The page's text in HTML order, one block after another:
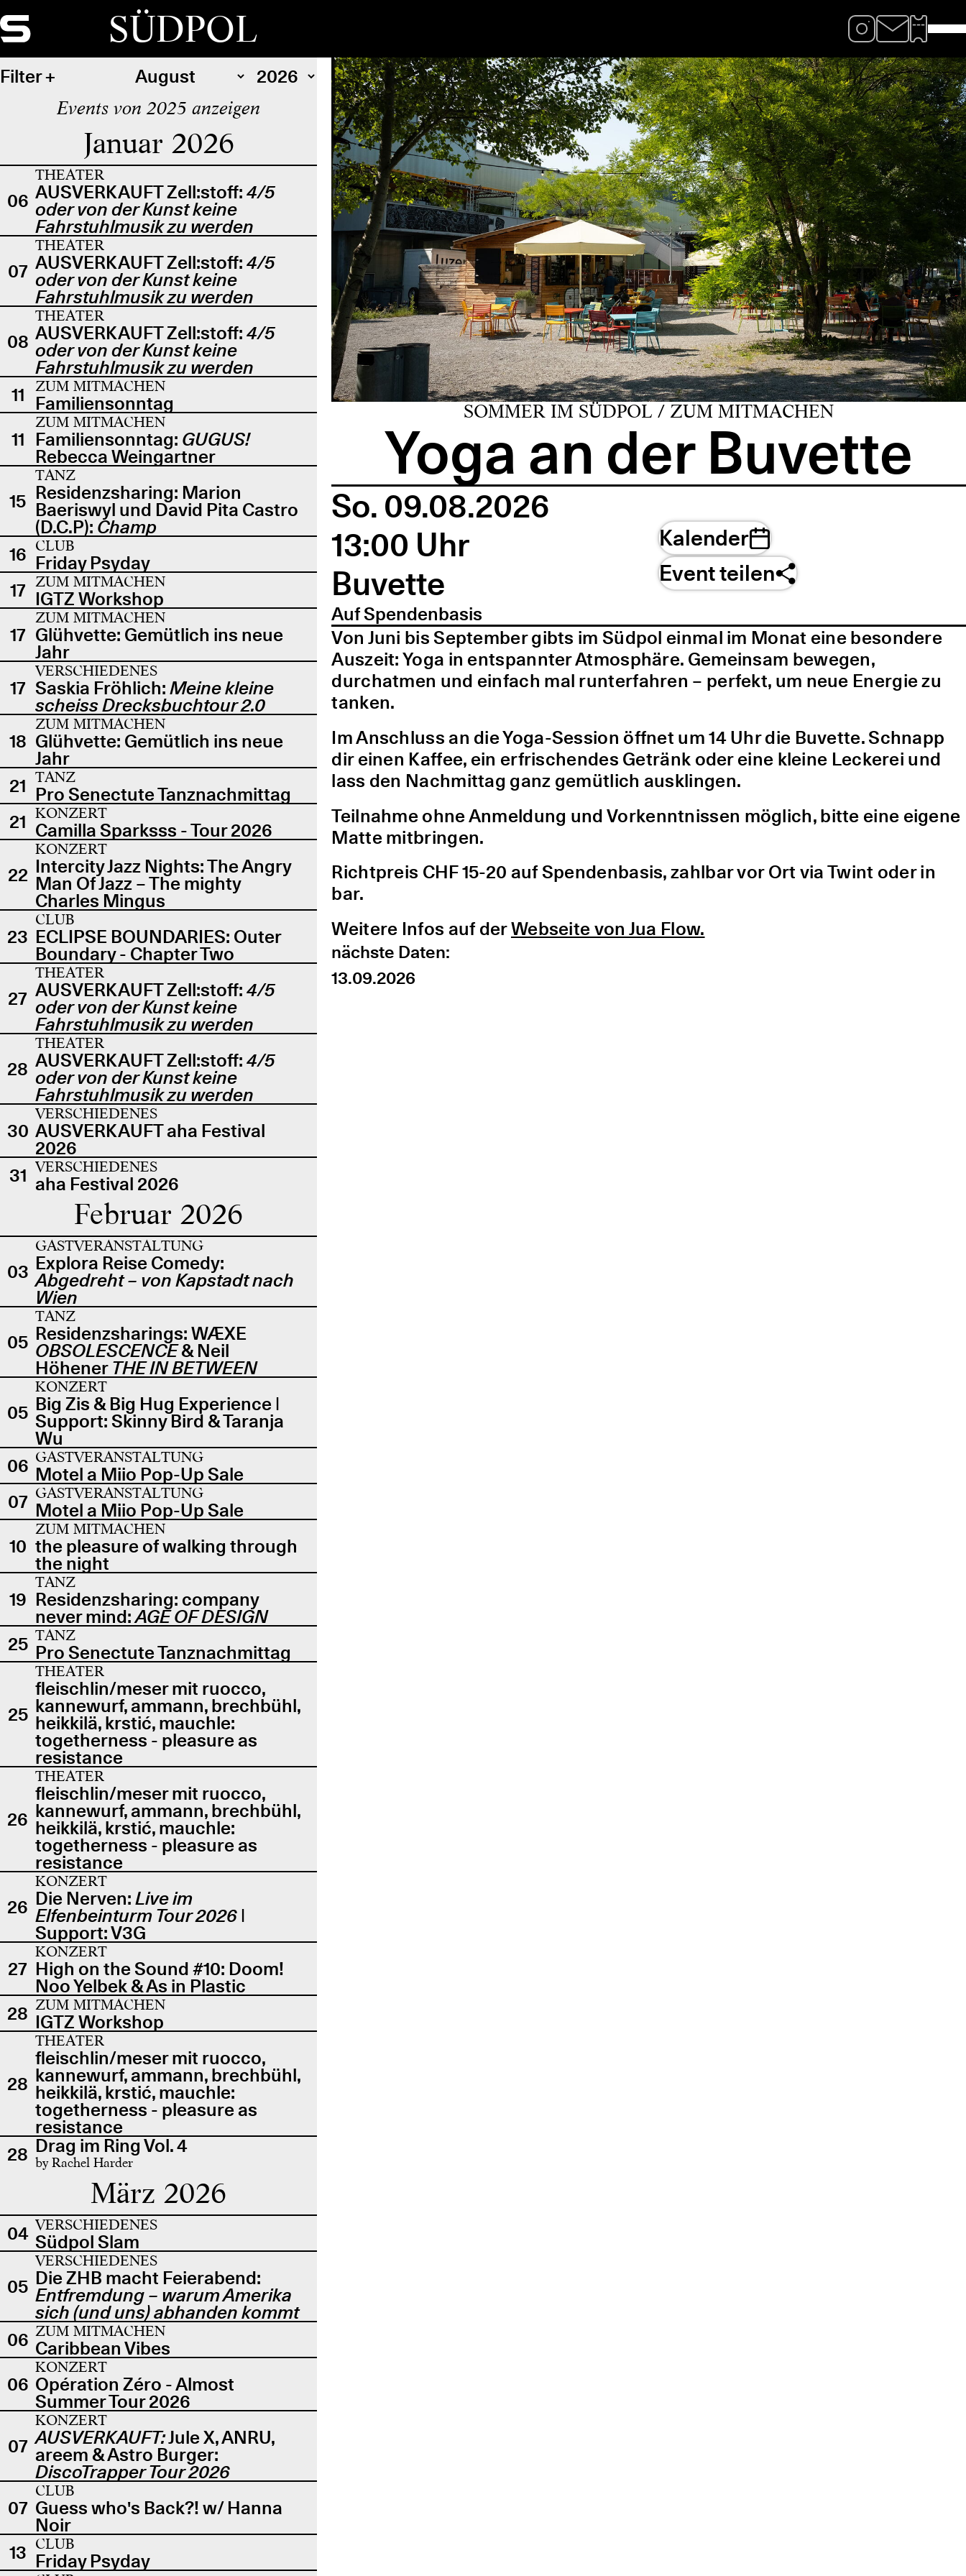
SÜDPOL
Filter
Events von 2025 anzeigen
Januar 2026
06
THEATER
AUSVERKAUFT Zell:stoff: 4/5
oder von der Kunst keine
Fahrstuhlmusik zu werden
07
THEATER
AUSVERKAUFT Zell:stoff: 4/5
oder von der Kunst keine
Fahrstuhlmusik zu werden
08
THEATER
AUSVERKAUFT Zell:stoff: 4/5
oder von der Kunst keine
Fahrstuhlmusik zu werden
11
ZUM MITMACHEN
Familiensonntag
11
ZUM MITMACHEN
Familiensonntag: GUGUS!
Rebecca Weingartner
15
TANZ
Residenzsharing: Marion
Baeriswyl und David Pita Castro
(D.C.P): Champ
16 CLUB
Friday Psyday
17 ZUM MITMACHEN
IGTZ Workshop
17
ZUM MITMACHEN
Glühvette: Gemütlich ins neue
Jahr
17
VERSCHIEDENES
Saskia Fröhlich: Meine kleine
scheiss Drecksbuchtour 2.0
18
ZUM MITMACHEN
Glühvette: Gemütlich ins neue
Jahr
21 TANZ
Pro Senectute Tanznachmittag
21 KONZERT
Camilla Sparksss - Tour 2026
22
KONZERT
Intercity Jazz Nights: The Angry
Man Of Jazz – The mighty
Charles Mingus
23
CLUB
ECLIPSE BOUNDARIES: Outer
Boundary - Chapter Two
27
THEATER
AUSVERKAUFT Zell:stoff: 4/5
oder von der Kunst keine
Fahrstuhlmusik zu werden
28
THEATER
AUSVERKAUFT Zell:stoff: 4/5
oder von der Kunst keine
Fahrstuhlmusik zu werden
30
VERSCHIEDENES
AUSVERKAUFT aha Festival
2026
31 VERSCHIEDENES
aha Festival 2026
Februar 2026
03
GASTVERANSTALTUNG
Explora Reise Comedy:
Abgedreht – von Kapstadt nach
Wien
05
TANZ
Residenzsharings: WÆXE
OBSOLESCENCE& Neil
Höhener THE IN BETWEEN
05
KONZERT
Big Zis & Big Hug Experience |
Support: Skinny Bird & Taranja
Wu
06 GASTVERANSTALTUNG
Motel a Miio Pop-Up Sale
07 GASTVERANSTALTUNG
Motel a Miio Pop-Up Sale
10
ZUM MITMACHEN
the pleasure of walking through
the night
19
TANZ
Residenzsharing: company
never mind:AGE OF DESIGN
25 TANZ
Pro Senectute Tanznachmittag
25
THEATER
fleischlin/meser mit ruocco,
kannewurf, ammann, brechbühl,
heikkilä, krstić, mauchle:
togetherness - pleasure as
resistance
26
THEATER
fleischlin/meser mit ruocco,
kannewurf, ammann, brechbühl,
heikkilä, krstić, mauchle:
togetherness - pleasure as
resistance
26
KONZERT
Die Nerven:Live im
Elfenbeinturm Tour 2026 |
Support: V3G
27
KONZERT
High on the Sound #10: Doom!
Noo Yelbek & As in Plastic
28 ZUM MITMACHEN
IGTZ Workshop
28
THEATER
fleischlin/meser mit ruocco,
kannewurf, ammann, brechbühl,
heikkilä, krstić, mauchle:
togetherness - pleasure as
resistance
28 Drag im Ring Vol. 4
by Rachel Harder
März 2026
04 VERSCHIEDENES
Südpol Slam
05
VERSCHIEDENES
Die ZHB macht Feierabend:
Entfremdung – warum Amerika
sich (und uns) abhanden kommt
06 ZUM MITMACHEN
Caribbean Vibes
06
KONZERT
Opération Zéro - Almost
Summer Tour 2026
07
KONZERT
AUSVERKAUFT:Jule X, ANRU,
areem & Astro Burger:
DiscoTrapper Tour 2026
07
CLUB
Guess who's Back?! w/ Hanna
Noir
13 CLUB
Friday Psyday
SOMMER IM SÜDPOL / ZUM MITMACHEN
Yoga an der Buvette
So. 09.08.2026
13:00 Uhr
Buvette
Auf Spendenbasis
Kalender
Event teilen
Von Juni bis September gibts im Südpol einmal im Monat eine besondere
Auszeit: Yoga in entspannter Atmosphäre. Gemeinsam bewegen,
durchatmen und einfach mal runterfahren – perfekt, um neue Energie zu
tanken.
Im Anschluss an die Yoga-Session öffnet um 14 Uhr die Buvette. Schnapp
dir einen Kaffee, ein erfrischendes Getränk oder eine kleine Leckerei und
lass den Nachmittag ganz gemütlich ausklingen.
Teilnahme ohne Anmeldung und Vorkenntnissen möglich, bitte eine eigene
Matte mitbringen.
Richtpreis CHF 15-20 auf Spendenbasis, zahlbar vor Ort via Twint oder in
bar.
Weitere Infos auf derWebseite von Jua Flow.
nächste Daten:
13.09.2026